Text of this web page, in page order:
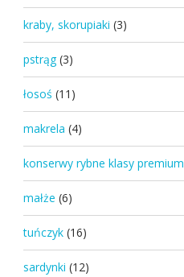
kraby, skorupiaki (3)
pstrąg (3)
łosoś (11)
makrela (4)
konserwy rybne klasy premium
małże (6)
tuńczyk (16)
sardynki (12)